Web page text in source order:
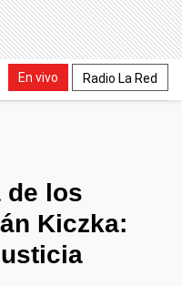
En vivo Radio La Red
de los
Kiczka: